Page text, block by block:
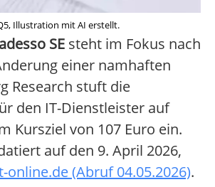
Illustration mit AI erstellt.
adesso SE steht im Fokus nach
einer namhaften
Research stuft die
den IT-Dienstleister auf
Kursziel von 107 Euro ein.
auf den 9. April 2026,
online.de (Abruf 04.05.2026).